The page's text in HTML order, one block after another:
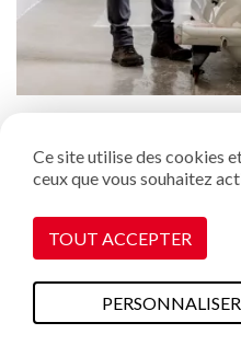
est aussi cool que
Ce site utilise des cookies
ceux que vous souhaitez
TOUT ACCEPTER